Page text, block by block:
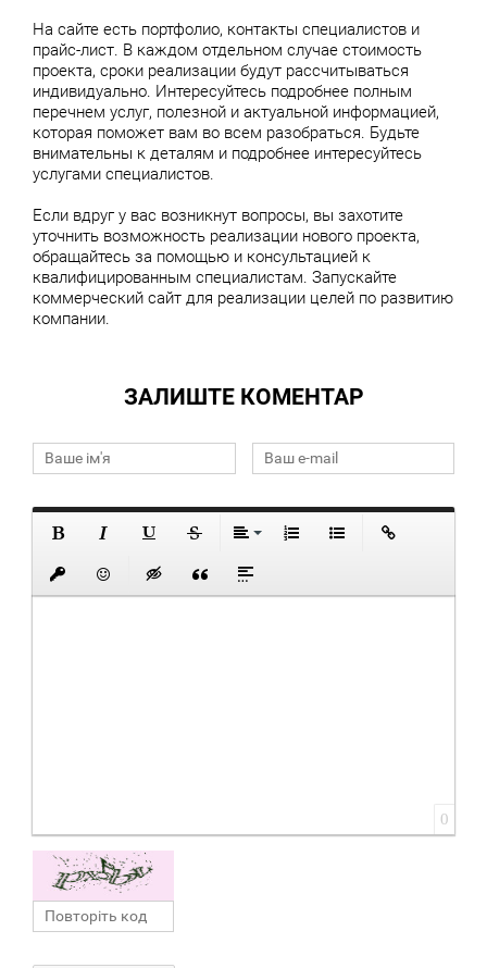
На сайте есть портфолио, контакты специалистов и
прайс-лист. В каждом отдельном случае стоимость
проекта, сроки реализации будут рассчитываться
индивидуально. Интересуйтесь подробнее полным
перечнем услуг, полезной и актуальной информацией,
которая поможет вам во всем разобраться. Будьте
внимательны к деталям и подробнее интересуйтесь
услугами специалистов.
Если вдруг у вас возникнут вопросы, вы захотите
уточнить возможность реализации нового проекта,
обращайтесь за помощью и консультацией к
квалифицированным специалистам. Запускайте
коммерческий сайт для реализации целей по развитию
компании.
ЗАЛИШТЕ КОМЕНТАР
0